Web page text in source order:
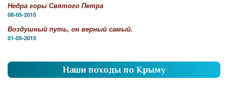
Недра горы Святого Петра
08-05-2015
Воздушный путь, он верный самый.
01-05-2015
Наши походы по Крыму